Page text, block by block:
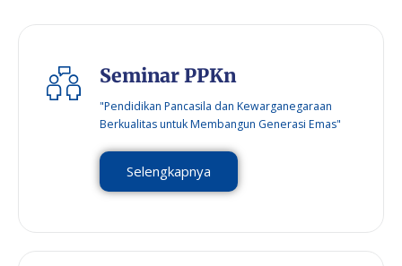
Seminar PPKn
"Pendidikan Pancasila dan Kewarganegaraan
Berkualitas untuk Membangun Generasi Emas"
Selengkapnya